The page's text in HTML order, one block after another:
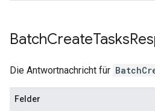
BatchCreateTasks
Die Antwortnachricht für
Felder